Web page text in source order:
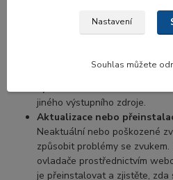
Zkontrolujte nastavení
reproduktorů není ztlumená
Zkontrolujte konfiguraci
interní
jiného výstupního zdroje.
Aktualizace nebo
Neaktuální nebo poškozené
způsobit problémy se
ovladače prostřednictvím
je přeinstalovat a zjistěte, zda
Nastavení
Souhlas můžete